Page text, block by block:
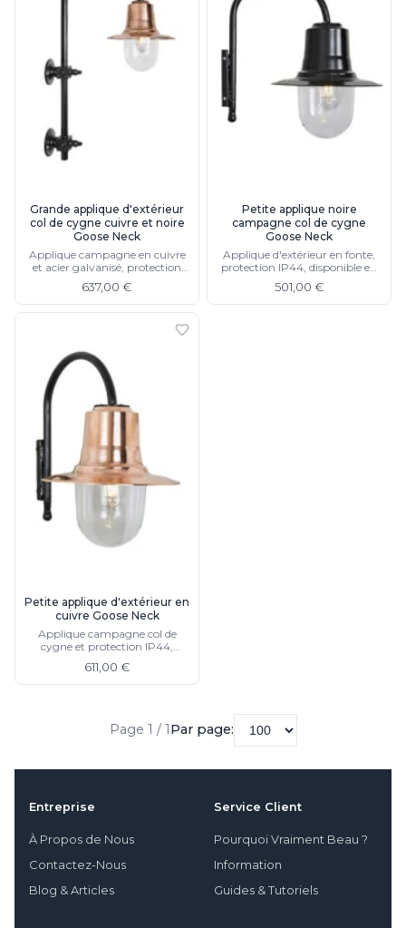
Grande applique d'extérieur
col de cygne cuivre et noire
Goose Neck
Applique campagne en cuivre
et acier galvanisé, protection
637,00 €
Petite applique noire
campagne col de cygne
Goose Neck
Applique d'extérieur en fonte,
protection IP44, disponible en
501,00 €
Petite applique d'extérieur en
cuivre Goose Neck
Applique campagne col de
cygne et protection IP44,
611,00 €
Page 1 / 1Par page:
Entreprise
À Propos de Nous
Contactez-Nous
Blog & Articles
Service Client
Pourquoi Vraiment Beau ?
Information
Guides & Tutoriels